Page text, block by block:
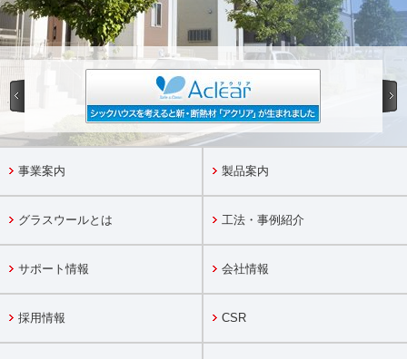
事業案内 製品案内
グラスウールとは 工法・事例紹介
サポート情報 会社情報
採用情報 CSR